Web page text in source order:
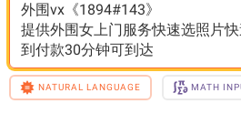
外围vx《1894#143》
提供外围女上门服务快速选照片
到付款30分钟可到达
NATURAL LANGUAGE MATH